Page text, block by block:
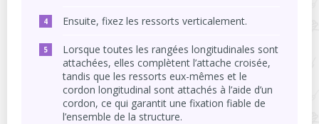
Ensuite, fixez les ressorts verticalement.
Lorsque toutes les rangées longitudinales sont
attachées, elles complètent l’attache croisée,
tandis que les ressorts eux-mêmes et le
cordon longitudinal sont attachés à l’aide d’un
cordon, ce qui garantit une fixation fiable de
l’ensemble de la structure.